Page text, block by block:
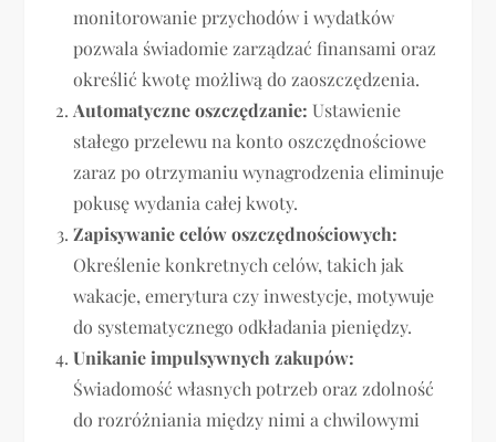
monitorowanie przychodów i wydatków
pozwala świadomie zarządzać finansami oraz
określić kwotę możliwą do zaoszczędzenia.
Automatyczne oszczędzanie: Ustawienie
stałego przelewu na konto oszczędnościowe
zaraz po otrzymaniu wynagrodzenia eliminuje
pokusę wydania całej kwoty.
Zapisywanie celów oszczędnościowych:
Określenie konkretnych celów, takich jak
wakacje, emerytura czy inwestycje, motywuje
do systematycznego odkładania pieniędzy.
Unikanie impulsywnych zakupów:
Świadomość własnych potrzeb oraz zdolność
do rozróżniania między nimi a chwilowymi